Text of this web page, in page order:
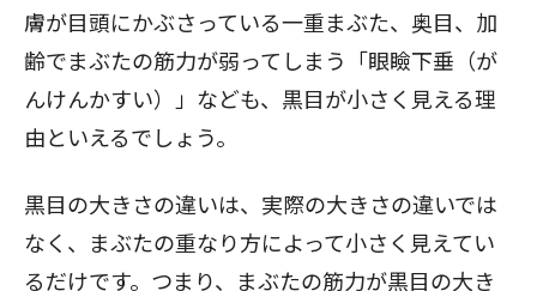
膚が目頭にかぶさっている一重まぶた、奥目、加
齢でまぶたの筋力が弱ってしまう「眼瞼下垂（が
んけんかすい）」なども、黒目が小さく見える理
由といえるでしょう。
黒目の大きさの違いは、実際の大きさの違いでは
なく、まぶたの重なり方によって小さく見えてい
るだけです。つまり、まぶたの筋力が黒目の大き